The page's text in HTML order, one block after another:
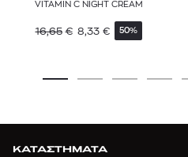
VITAMIN C NIGHT CREAM
16,65 € 8,33 € 50%
ΚΑΤΑΣΤΗΜΑΤΑ